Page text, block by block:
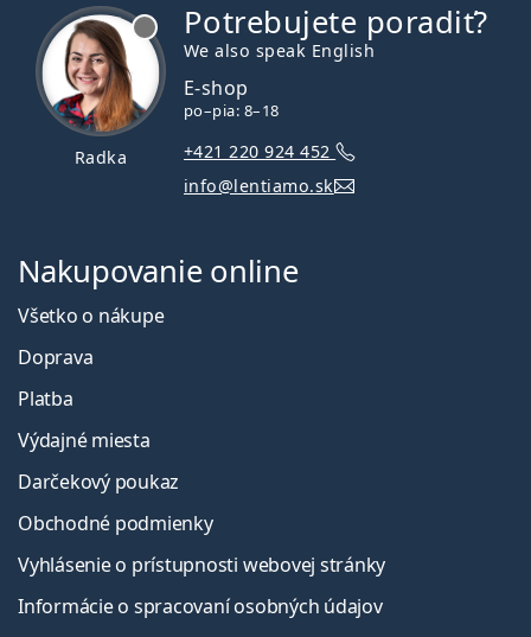
Radka
Potrebujete poradiť?
We also speak English
E-shop
po–pia: 8–18
+421 220 924 452
info@lentiamo.sk
Nakupovanie online
Všetko o nákupe
Doprava
Platba
Výdajné miesta
Darčekový poukaz
Obchodné podmienky
Vyhlásenie o prístupnosti webovej stránky
Informácie o spracovaní osobných údajov